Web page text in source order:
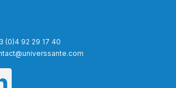
(0)4 92 29 17 40